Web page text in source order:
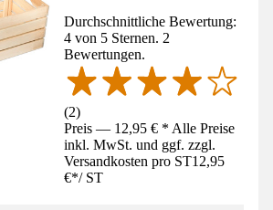
Durchschnittliche Bewertung:
4 von 5 Sternen. 2
Bewertungen.
(2)
Preis — 12,95 € * Alle Preise
inkl. MwSt. und ggf. zzgl.
Versandkosten pro ST12,95
€*/ ST